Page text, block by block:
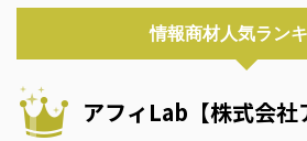
情報商材人気ラン
アフィLab【株式会社